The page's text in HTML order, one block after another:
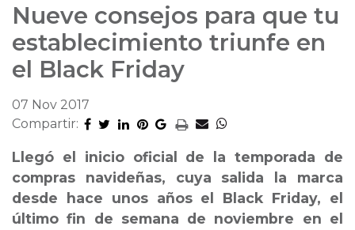
Nueve consejos para que tu
establecimiento triunfe en
el Black Friday
07 Nov 2017
Compartir:
Llegó el inicio oficial de la temporada de
compras navideñas, cuya salida la marca
desde hace unos años el Black Friday, el
último fin de semana de noviembre en el